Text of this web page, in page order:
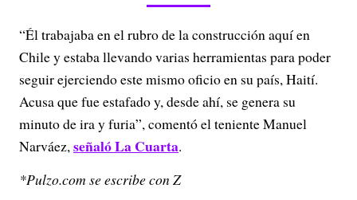
“Él trabajaba en el rubro de la construcción aquí en
Chile y estaba llevando varias herramientas para poder
seguir ejerciendo este mismo oficio en su país, Haití.
Acusa que fue estafado y, desde ahí, se genera su
minuto de ira y furia”, comentó el teniente Manuel
Narváez,señaló La Cuarta.
*Pulzo.com se escribe con Z